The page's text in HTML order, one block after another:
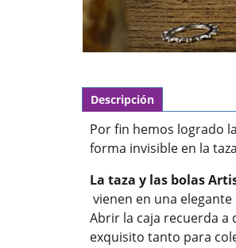
Descripción
Por fin hemos logrado
forma invisible en la
La taza y las bolas
vienen en una
Abrir la caja recuerda
exquisito tanto para